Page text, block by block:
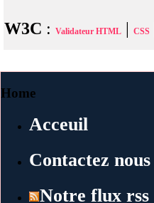
W3C : Validateur HTML | CSS
Home
Acceuil
Contactez nous
Notre flux rss